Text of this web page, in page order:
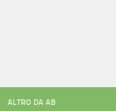
ALTRO DA AB